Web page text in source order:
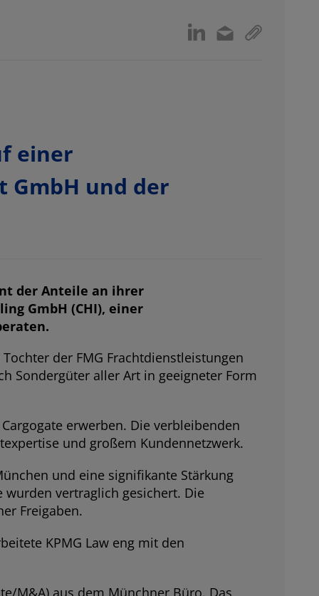
einer
GmbH und der
der Anteile an ihrer
GmbH (CHI), einer
der FMG Frachtdienstleistungen
Sondergüter aller Art in geeigneter Form
erwerben. Die verbleibenden
und großem Kundennetzwerk.
und eine signifikante Stärkung
vertraglich gesichert. Die
Freigaben.
KPMG Law eng mit den
M&A) aus dem Münchner Büro. Das